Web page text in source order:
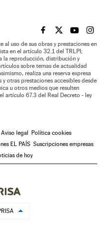
EL PAÍS BRASIL EN
EL PAÍSEL PAÍS
EL
al uso de sus obras y prestaciones en
en el artículo 32.1 del TRLPI;
la reproducción, distribución y
sobre temas de actualidad
realiza una reserva expresa
otras prestaciones accesibles desde
u otros medios que resulten
artículo 67.3 del Real Decreto - ley
Aviso legal
Política cookies
EL PAÍS Suscripciones empresas
de hoy